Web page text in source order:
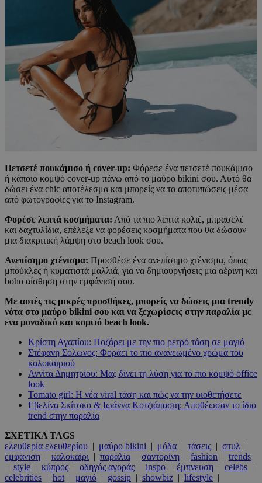
Πετσετέ πουκάμισο ή cover-up: Φόρεσε ένα πετσετέ πουκάμισο
ή κάποιο κομψό cover-up πάνω από το μαύρο bikini σου. Αυτό θα
δώσει ένα chic αποτέλεσμα και μπορείς να το αποτυπώσεις μέσα
από φωτογραφίες για το Instagram.
Φορέσε λεπτά κοσμήματα: Από τα πιο λεπτά κολιέ, μπρασελέ
και δαχτυλίδια, επέλεξε να φορέσεις κοσμήματα που θα δώσουν
μια διακριτική λάμψη στο beach look σου.
Ανεπίσημο χτένισμα: Προσθέσε ένα ανεπίσημο χτένισμα, όπως
μπούκλες ή κυματιστά μαλλιά, για να δημιουργήσεις μια αέρινη και
boho αίσθηση στην εμφάνισή σου.
Με αυτές τις μικρές προσθήκες, μπορείς να δώσεις μια trendy
νότα στο μαύρο bikini σου και να ξεχωρίσεις στην παραλία με
ενα μοναδικό και κομψό beach look.
Κρίστη Αγαπίου: Ποζάρει με την πιο ρετρό τάση σε μαγιό
Στέφανη Σόλωνος: Φοράει το πιο ανανεωμένο χρώμα του
καλοκαιριού
Αννίτα Δημητρίου: Μας δίνει τη λύση για το πιο κομψό office
look
Tomato girl: Η νέα viral τάση και πώς να την υιοθετήσετε
Εβελίνα Σκίτσκο & Ιωάννα Κοτζιάπασιη: Αποθέωσαν το ίδιο
trend στην παραλία
ΣΧΕΤΙΚΑ TAGS
ελευθερία ελευθερίου | μαύρο bikini | μόδα | τάσεις | στυλ |
εμφάνιση | καλοκαίρι | παραλία | σαντορίνη | fashion | trends
| style | κύπρος | οδηγός αγοράς | inspo | έμπνευση | celebs |
celebrities | hot | μαγιό | gossip | showbiz | lifestyle |